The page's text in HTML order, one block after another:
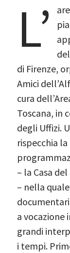
L’
di Firenze,
Amici
cura
Toscana, in
degli Uffizi.
rispecchia
– la Casa
– nella
a vocazione
grandi
i tempi.